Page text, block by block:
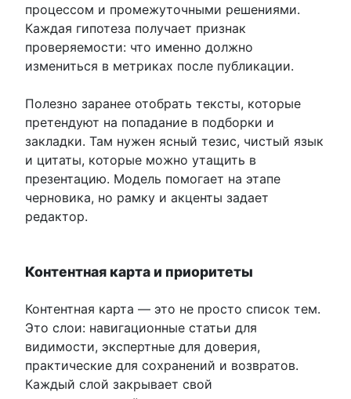
процессом и промежуточными решениями.
Каждая гипотеза получает признак
проверяемости: что именно должно
измениться в метриках после публикации.
Полезно заранее отобрать тексты, которые
претендуют на попадание в подборки и
закладки. Там нужен ясный тезис, чистый язык
и цитаты, которые можно утащить в
презентацию. Модель помогает на этапе
черновика, но рамку и акценты задает
редактор.
Контентная карта и приоритеты
Контентная карта — это не просто список тем.
Это слои: навигационные статьи для
видимости, экспертные для доверия,
практические для сохранений и возвратов.
Каждый слой закрывает свой